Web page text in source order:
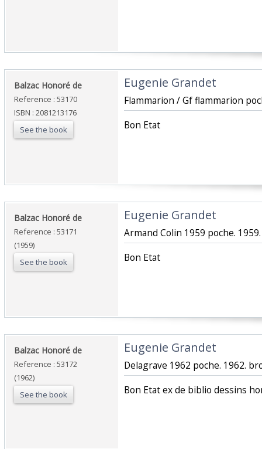
‎Balzac Honoré de‎
Reference : 53170
ISBN : 2081213176
See the book
‎Eugenie Grandet‎
‎Flammarion / Gf flammarion
‎Bon Etat‎
‎Balzac Honoré de‎
Reference : 53171
(1959)
See the book
‎Eugenie Grandet‎
‎Armand Colin 1959 poche.
‎Bon Etat‎
‎Balzac Honoré de‎
Reference : 53172
(1962)
See the book
‎Eugenie Grandet‎
‎Delagrave 1962 poche. 1962.
‎Bon Etat ex de biblio dessins